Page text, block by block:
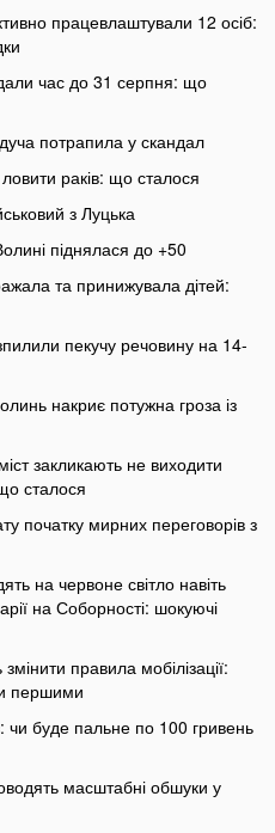
працевлаштували 12 осіб:
час до 31 серпня: що
потрапила у скандал
раків: що сталося
з Луцька
піднялася до +50
та принижувала дітей:
пекучу речовину на 14-
накриє потужна гроза із
закликають не виходити
сталося
початку мирних переговорів з
на червоне світло навіть
на Соборності: шокуючі
правила мобілізації:
першими
чи буде пальне по 100 гривень
масштабні обшуки у